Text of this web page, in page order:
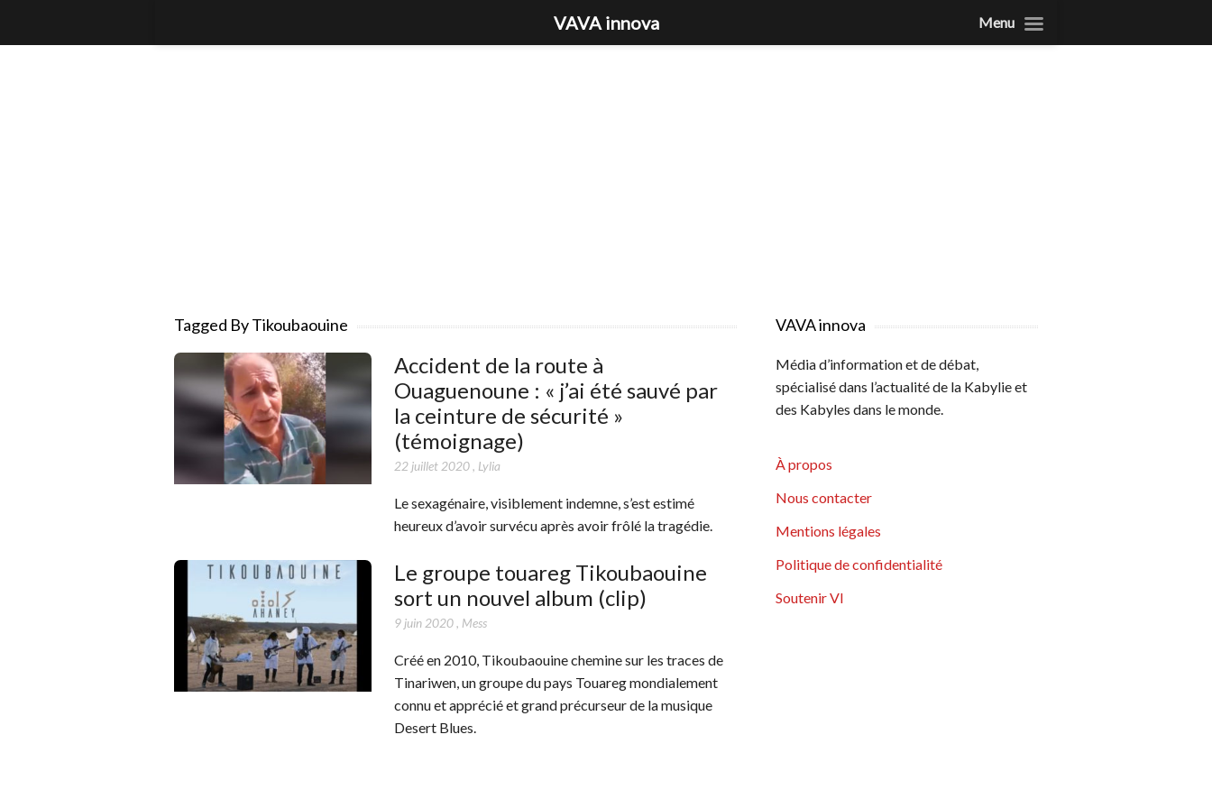
Tagged By Tikoubaouine
Accident de la route à
Ouaguenoune : « j’ai été sauvé par
la ceinture de sécurité »
(témoignage)
22 juillet 2020, Lylia
Le sexagénaire, visiblement indemne, s’est estimé
heureux d’avoir survécu après avoir frôlé la tragédie.
Le groupe touareg Tikoubaouine
sort un nouvel album (clip)
9 juin 2020, Mess
Créé en 2010, Tikoubaouine chemine sur les traces de
Tinariwen, un groupe du pays Touareg mondialement
connu et apprécié et grand précurseur de la musique
Desert Blues.
VAVA innova
Média d’information et de débat,
spécialisé dans l’actualité de la Kabylie et
des Kabyles dans le monde.
À propos
Nous contacter
Mentions légales
Politique de confidentialité
Soutenir VI
VAVA innova Menu